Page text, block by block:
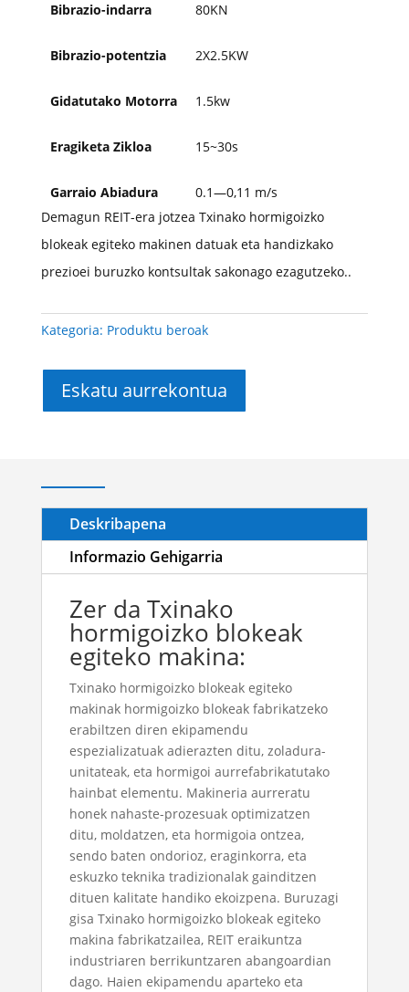
Bibrazio-indarra 80KN
Bibrazio-potentzia 2X2.5KW
Gidatutako Motorra 1.5kw
Eragiketa Zikloa 15~30s
Garraio Abiadura
0.1—0,11 m/s
Demagun REIT-era jotzea Txinako hormigoizko
blokeak egiteko makinen datuak eta handizkako
prezioei buruzko kontsultak sakonago ezagutzeko..
Kategoria: Produktu beroak
Eskatu aurrekontua
Deskribapena
Informazio Gehigarria
Zer da Txinako
hormigoizko blokeak
egiteko makina:
Txinako hormigoizko blokeak egiteko
makinak hormigoizko blokeak fabrikatzeko
erabiltzen diren ekipamendu
espezializatuak adierazten ditu, zoladura-
unitateak, eta hormigoi aurrefabrikatutako
hainbat elementu. Makineria aurreratu
honek nahaste-prozesuak optimizatzen
ditu, moldatzen, eta hormigoia ontzea,
sendo baten ondorioz, eraginkorra, eta
eskuzko teknika tradizionalak gainditzen
dituen kalitate handiko ekoizpena. Buruzagi
gisa Txinako hormigoizko blokeak egiteko
makina fabrikatzailea, REIT eraikuntza
industriaren berrikuntzaren abangoardian
dago. Haien ekipamendu aparteko eta